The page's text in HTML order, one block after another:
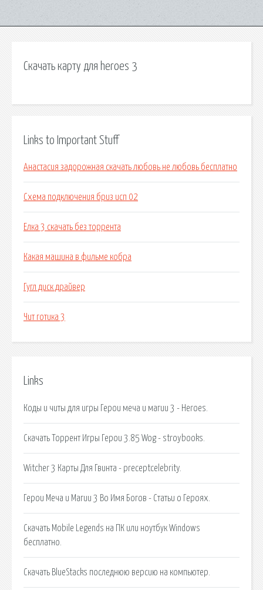
Скачать карту для heroes 3
Links to Important Stuff
Анастасия задорожная скачать любовь не любовь бесплатно
Схема подключения бриз исп 02
Елка 3 скачать без торрента
Какая машина в фильме кобра
Гугл диск драйвер
Чит готика 3
Links
Коды и читы для игры Герои меча и магии 3 - Heroes.
Скачать Торрент Игры Герои 3.85 Wog - stroybooks.
Witcher 3 Карты Для Гвинта - preceptcelebrity.
Герои Меча и Магии 3 Во Имя Богов - Статьи о Героях.
Скачать Mobile Legends на ПК или ноутбук Windows
бесплатно.
Скачать BlueStacks последнюю версию на компьютер.